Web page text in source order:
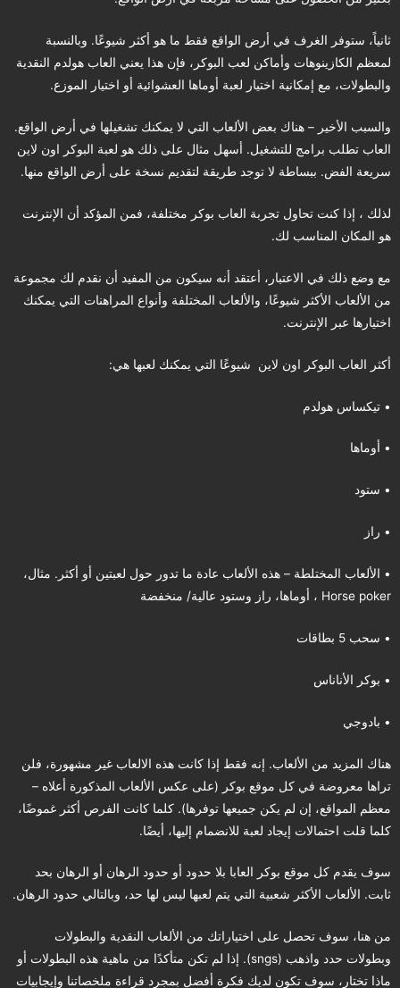
ثانياً، ستوفر الغرف في أرض الواقع فقط ما هو أكثر شيوعًا. وبالنسبة
لمعظم الكازينوهات وأماكن لعب البوكر، فإن هذا يعني العاب هولدم النقدية
والبطولات، مع إمكانية اختيار لعبة أوماها العشوائية أو اختيار الموزع.
والسبب الأخير – هناك بعض الألعاب التي لا يمكنك تشغيلها في أرض الواقع.
العاب تطلب برامج للتشغيل. أسهل مثال على ذلك هو لعبة البوكر اون لاين
سريعة الفض. ببساطة لا توجد طريقة لتقديم نسخة على أرض الواقع منها.
لذلك ، إذا كنت تحاول تجربة العاب بوكر مختلفة، فمن المؤكد أن الإنترنت
هو المكان المناسب لك.
مع وضع ذلك في الاعتبار، أعتقد أنه سيكون من المفيد أن نقدم لك مجموعة
من الألعاب الأكثر شيوعًا، والألعاب المختلفة وأنواع المراهنات التي يمكنك
اختيارها عبر الإنترنت.
أكثر العاب البوكر اون لاين شيوعًا التي يمكنك لعبها هي:
• تيكساس هولدم
• أوماها
• ستود
• راز
• الألعاب المختلطة – هذه الألعاب عادة ما تدور حول لعبتين أو أكثر. مثال،
Horse poker ، أوماها، راز وستود عالية/ منخفضة
• سحب 5 بطاقات
• بوكر الأناناس
• بادوجي
هناك المزيد من الألعاب. إنه فقط إذا كانت هذه الالعاب غير مشهورة، فلن
تراها معروضة في كل موقع بوكر (على عكس الألعاب المذكورة أعلاه –
معظم المواقع، إن لم يكن جميعها توفرها). كلما كانت الفرص أكثر غموضًا،
كلما قلت احتمالات إيجاد لعبة للانضمام إليها، أيضًا.
سوف يقدم كل موقع بوكر العابا بلا حدود أو حدود الرهان أو الرهان بحد
ثابت. الألعاب الأكثر شعبية التي يتم لعبها ليس لها حد، وبالتالي حدود الرهان.
من هنا، سوف تحصل على اختياراتك من الألعاب النقدية والبطولات
وبطولات حدد واذهب (sngs). إذا لم تكن متأكدًا من ماهية هذه البطولات أو
ماذا تختار، سوف تكون لديك فكرة أفضل بمجرد قراءة ملخصاتنا وإيجابيات